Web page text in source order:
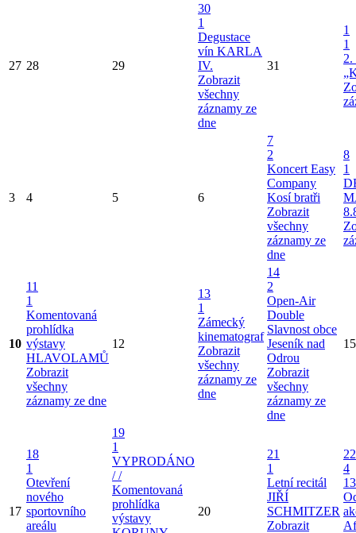
27 28 29
30
1
Degustace
vín KARLA
IV.
Zobrazit
všechny
záznamy ze
dne
31
1
1
2.
3 4 5 6
7
2
Koncert Easy
Company
Kosí bratři
Zobrazit
všechny
záznamy ze
dne
8
1
10
11
1
Komentovaná
prohlídka
výstavy
HLAVOLAMŮ
Zobrazit
všechny
záznamy ze dne
12
13
1
Zámecký
kinematograf
Zobrazit
všechny
záznamy ze
dne
14
2
Open-Air
Double
Slavnost obce
Jeseník nad
Odrou
Zobrazit
všechny
záznamy ze
dne
15
17
18
1
Otevření
nového
sportovního
areálu
19
1
VYPRODÁNO
/ /
Komentovaná
prohlídka
výstavy
20
21
1
Letní recitál
JIŘÍ
SCHMITZER
Zobrazit
22
4